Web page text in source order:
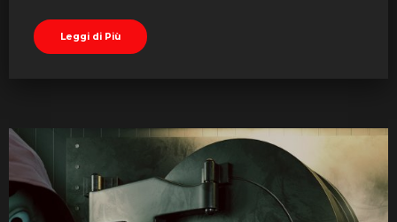
Leggi di Più